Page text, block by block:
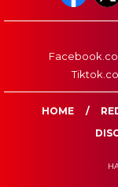
HOME